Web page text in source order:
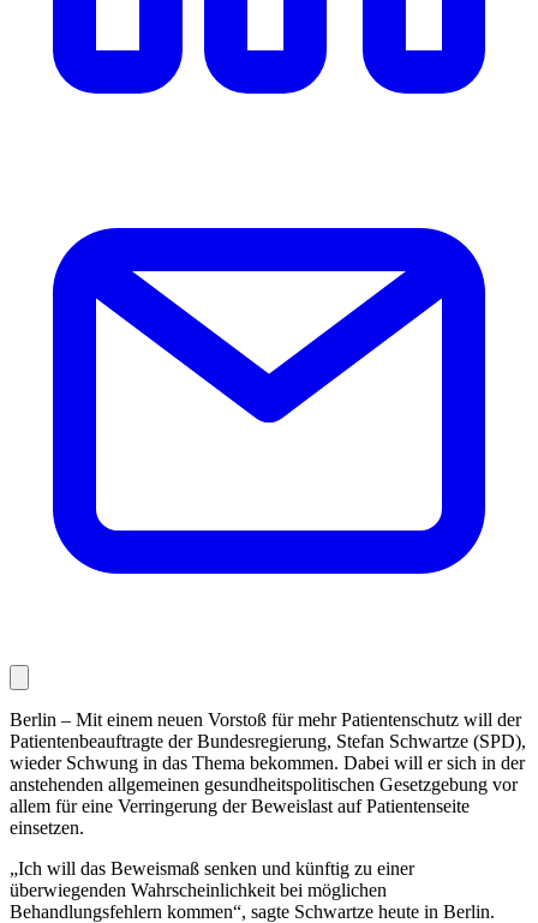
Berlin – Mit einem neuen Vorstoß für mehr Patientenschutz will der
Patientenbeauftragte der Bundesregierung, Stefan Schwartze (SPD),
wieder Schwung in das Thema bekommen. Dabei will er sich in der
anstehenden allgemeinen gesundheitspolitischen Gesetzgebung vor
allem für eine Verringerung der Beweislast auf Patientenseite
einsetzen.
„Ich will das Beweismaß senken und künftig zu einer
überwiegenden Wahrscheinlichkeit bei möglichen
Behandlungsfehlern kommen“, sagte Schwartze heute in Berlin.